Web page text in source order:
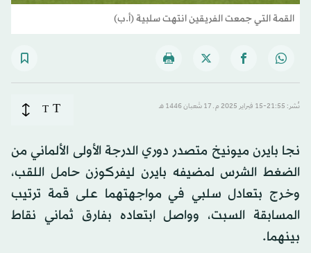
القمة التي جمعت الفريقين انتهت سلبية (أ.ب)
نُشر: 21:55-15 فبراير 2025 م ـ 17 شَعبان 1446 هـ T
T
نجا بايرن ميونيخ متصدر دوري الدرجة الأولى الألماني من
الضغط الشرس لمضيفه بايرن ليفركوزن حامل اللقب،
وخرج بتعادل سلبي في مواجهتهما على قمة ترتيب
المسابقة السبت، وواصل ابتعاده بفارق ثماني نقاط
بينهما.